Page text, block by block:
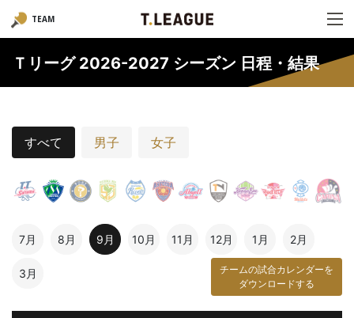
TEAM
Ｔリーグ 2026-2027 シーズン 日程・結果
すべて 男子 女子
7月 8月 9月 10月 11月 12月 1月 2月
3月
チームの試合カレンダーを
ダウンロードする